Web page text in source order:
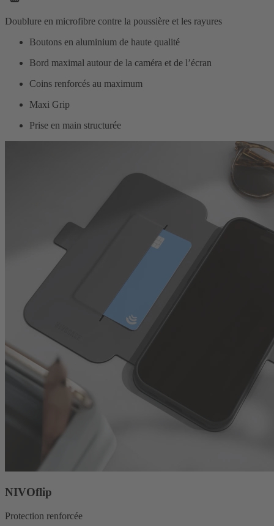
Doublure en microfibre contre la poussière et les rayures
Boutons en aluminium de haute qualité
Bord maximal autour de la caméra et de l’écran
Coins renforcés au maximum
Maxi Grip
Prise en main structurée
NIVOflip
Protection renforcée